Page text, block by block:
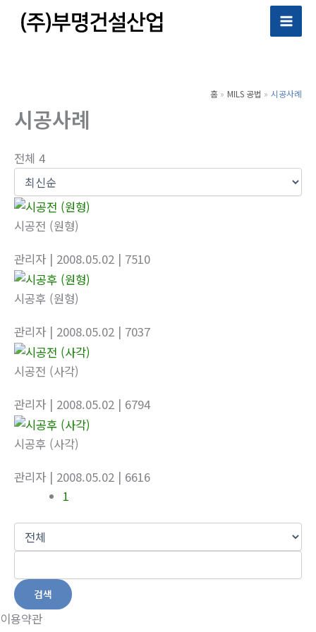
홈 MILS 공법 시공사례
시공사례
전체 4
시공전 (원형)
관리자 | 2008.05.02 | 7510
시공후 (원형)
관리자 | 2008.05.02 | 7037
시공전 (사각)
관리자 | 2008.05.02 | 6794
시공후 (사각)
관리자 | 2008.05.02 | 6616
1
검색
이용약관